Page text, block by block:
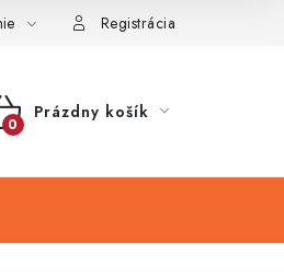
Registrácia
Prázdny košík